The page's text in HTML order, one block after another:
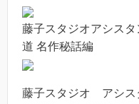
藤子スタジオアシス
道 名作秘話編
藤子スタジオ アシス